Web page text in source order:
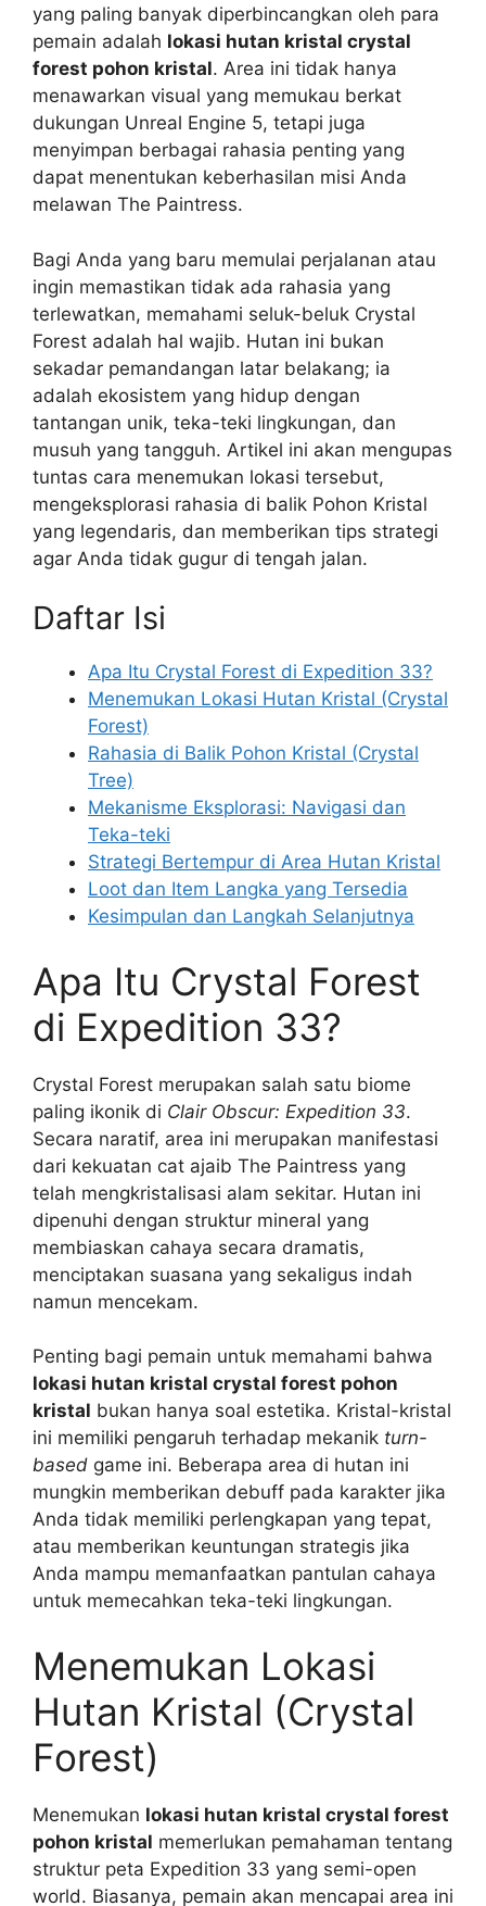
yang paling banyak diperbincangkan oleh para
pemain adalah lokasi hutan kristal crystal
forest pohon kristal. Area ini tidak hanya
menawarkan visual yang memukau berkat
dukungan Unreal Engine 5, tetapi juga
menyimpan berbagai rahasia penting yang
dapat menentukan keberhasilan misi Anda
melawan The Paintress.
Bagi Anda yang baru memulai perjalanan atau
ingin memastikan tidak ada rahasia yang
terlewatkan, memahami seluk-beluk Crystal
Forest adalah hal wajib. Hutan ini bukan
sekadar pemandangan latar belakang; ia
adalah ekosistem yang hidup dengan
tantangan unik, teka-teki lingkungan, dan
musuh yang tangguh. Artikel ini akan mengupas
tuntas cara menemukan lokasi tersebut,
mengeksplorasi rahasia di balik Pohon Kristal
yang legendaris, dan memberikan tips strategi
agar Anda tidak gugur di tengah jalan.
Daftar Isi
Apa Itu Crystal Forest di Expedition 33?
Menemukan Lokasi Hutan Kristal (Crystal
Forest)
Rahasia di Balik Pohon Kristal (Crystal
Tree)
Mekanisme Eksplorasi: Navigasi dan
Teka-teki
Strategi Bertempur di Area Hutan Kristal
Loot dan Item Langka yang Tersedia
Kesimpulan dan Langkah Selanjutnya
Apa Itu Crystal Forest
di Expedition 33?
Crystal Forest merupakan salah satu biome
paling ikonik di Clair Obscur: Expedition 33.
Secara naratif, area ini merupakan manifestasi
dari kekuatan cat ajaib The Paintress yang
telah mengkristalisasi alam sekitar. Hutan ini
dipenuhi dengan struktur mineral yang
membiaskan cahaya secara dramatis,
menciptakan suasana yang sekaligus indah
namun mencekam.
Penting bagi pemain untuk memahami bahwa
lokasi hutan kristal crystal forest pohon
kristal bukan hanya soal estetika. Kristal-kristal
ini memiliki pengaruh terhadap mekanik turn-
based game ini. Beberapa area di hutan ini
mungkin memberikan debuff pada karakter jika
Anda tidak memiliki perlengkapan yang tepat,
atau memberikan keuntungan strategis jika
Anda mampu memanfaatkan pantulan cahaya
untuk memecahkan teka-teki lingkungan.
Menemukan Lokasi
Hutan Kristal (Crystal
Forest)
Menemukan lokasi hutan kristal crystal forest
pohon kristal memerlukan pemahaman tentang
struktur peta Expedition 33 yang semi-open
world. Biasanya, pemain akan mencapai area ini